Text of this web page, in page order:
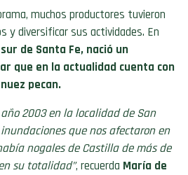
muchos productores tuvieron
y diversificar sus actividades. En
de Santa Fe, nació un
que en la actualidad cuenta con
pecan.
2003 en la localidad de San
que nos afectaron en
nogales de Castilla de más de
su totalidad”, recuerda María de